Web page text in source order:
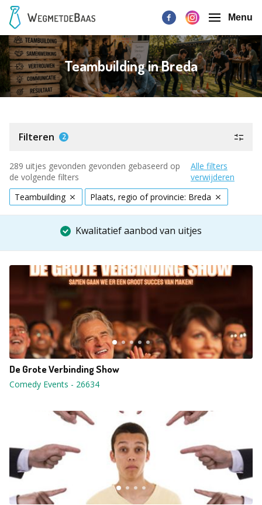
Menu
Teambuilding in Breda
Filteren 2
289 uitjes gevonden gevonden gebaseerd op
de volgende filters
Alle filters
verwijderen
Teambuilding
Plaats, regio of provincie: Breda
Kwalitatief aanbod van uitjes
De Grote Verbinding Show
Comedy Events - 26634